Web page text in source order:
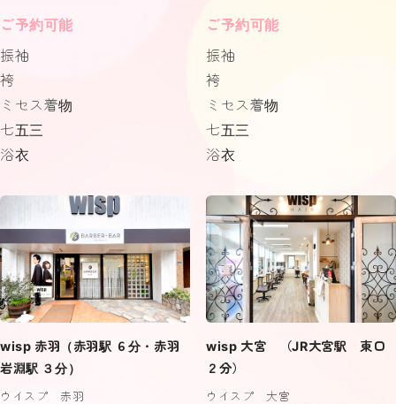
ご予約可能
振袖
袴
ミセス着物
七五三
浴衣
ご予約可能
振袖
袴
ミセス着物
七五三
浴衣
wisp 赤羽（赤羽駅 ６分・赤羽
岩淵駅 ３分）
ウイスプ 赤羽
wisp 大宮 （JR大宮駅 東口
２分）
ウイスプ 大宮